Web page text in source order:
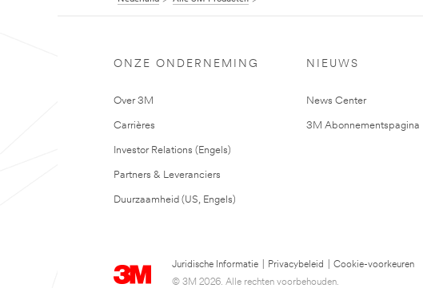
ONZE ONDERNEMING
Over 3M
Carrières
Investor Relations (Engels)
Partners & Leveranciers
Duurzaamheid (US, Engels)
NIEUWS
News Center
3M Abonnementspagina
Juridische Informatie Privacybeleid
Cookie-voorkeuren
© 3M 2026. Alle rechten voorbehouden.